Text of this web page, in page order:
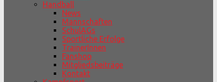
Handball
News
Mannschaften
SchulAGs
Sportliche Erfolge
TrainerInnen
Fanshop
Mitgliedsbeiträge
Kontakt